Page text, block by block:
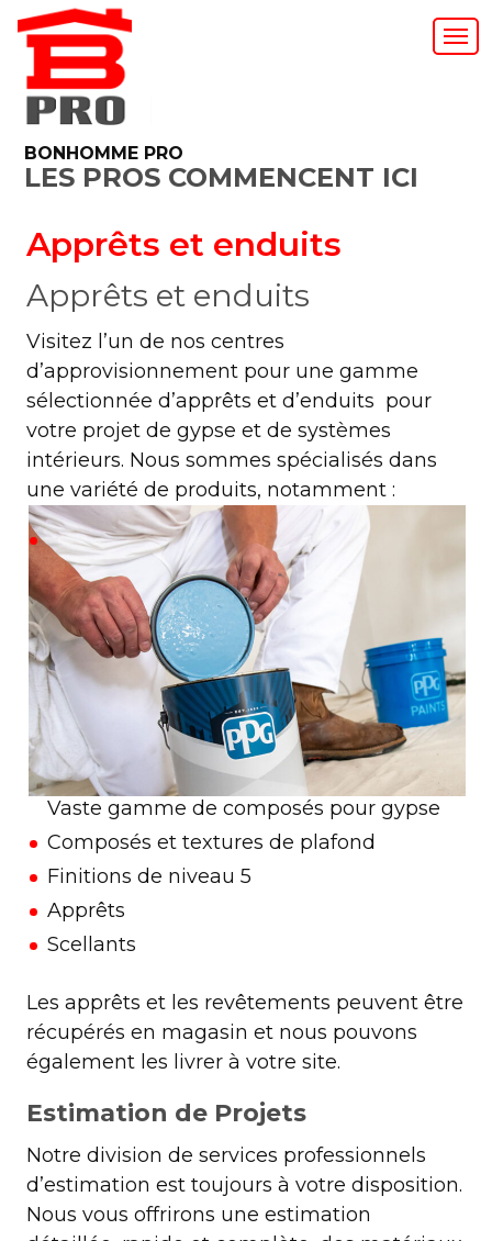
BONHOMME PRO
LES PROS COMMENCENT ICI
Apprêts et enduits
Apprêts et enduits
Visitez l’un de nos centres
d’approvisionnement pour une gamme
sélectionnée d’apprêts et d’enduits pour
votre projet de gypse et de systèmes
intérieurs. Nous sommes spécialisés dans
une variété de produits, notamment :
Vaste gamme de composés pour gypse
Composés et textures de plafond
Finitions de niveau 5
Apprêts
Scellants
Les apprêts et les revêtements peuvent être
récupérés en magasin et nous pouvons
également les livrer à votre site.
Estimation de Projets
Notre division de services professionnels
d’estimation est toujours à votre disposition.
Nous vous offrirons une estimation